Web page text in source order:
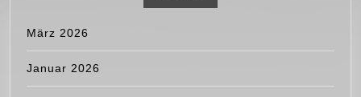
März 2026
Januar 2026